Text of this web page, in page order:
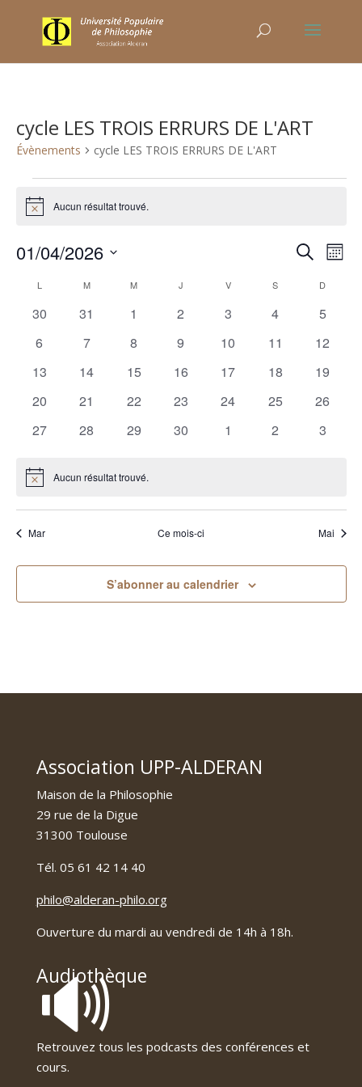
cycle LES TROIS ERRURS DE L'ART
Évènements cycle LES TROIS ERRURS DE L'ART
Évènements
Notice Aucun résultat trouvé.
vues
Recherche
de
Mois
01/04/2026
date.
Calendrier
de
L MMARDI M MERCREDI
J VVENDREDIS D
0
30
0
31
0
1
0
2
0
3
0
4
0
5
0
6
0
7
0
8
0
9
0
10
0
11
0
12
0
13
0
14
0
15
0
16
0
17
0
18
0
19
0
20
0
21
0
22
0
23
0
24
0
25
0
26
0
27
0
28
0
29
0
30
0
1
0
2
0
3
Notice Aucun résultat trouvé.
Mar Ce mois-ci Mai
S’abonner au calendrier
Association UPP-ALDERAN
Maison de la Philosophie
29 rue de la Digue
31300 Toulouse
Tél. 05 61 42 14 40
philo@alderan-philo.org
Ouverture du mardi au vendredi de 14h à 18h.
Audiothèque
🔊
Retrouvez tous les podcasts des conférences et
cours.